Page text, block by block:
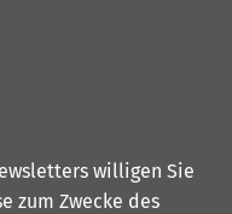
willigen Sie
zum Zwecke des